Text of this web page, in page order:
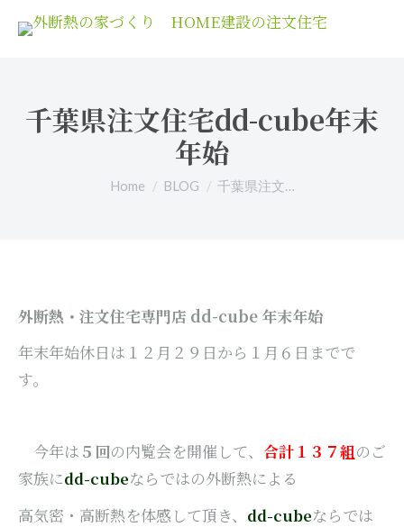
千葉県注文住宅dd-cube年末
年始
You are here:
Home BLOG 千葉県注文…
外断熱・注文住宅専門店 dd-cube 年末年始
年末年始休日は１２月２９日から１月６日までで
す。
今年は ５回の内覧会を開催して、 合計１３７組のご
家族にdd-cubeならではの外断熱による
高気密・高断熱を体感して頂き、 dd-cubeならでは